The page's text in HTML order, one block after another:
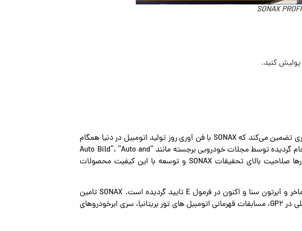
بخش تحقیقات SONAX متعهد به تولید محصولات خوب حتی بهتر است. فرآیند دائمی نوآوری تضمین می‌کند که SONAX با فن آوری روز تولید اتومبیل در دنیا همگام
بوده و توجه را در بازار لا توجه به کیفیت بالای محصولات به خود جلب می‌کند. تست عالی انجام گردیده توسط مجلات خودرویی برجسته مانند “Auto Bild”، “Auto and
Motor Sport” یا “Auto Zeitung” (همه رسانه های آلمانی شناخته شده و معتبر) بارها و بارها صلاحیت بالای تحقیقات SONAX و توسعه با این کیفیت محصولات
توسط هانس یواخیم استاک، مایکل شوماخر و آیرتون سنا و اکنون در فرمول E تایید گردیده است. SONAX تامین
کننده محصولات مراقبت از خودرو رسمی تیم مک لارن مرسدس در فرمول 1، تیم آردن بین المللی در GP2، مسابقات قهرمانی اتومبیل های تور بریتانیا، سری ابرخودروهای